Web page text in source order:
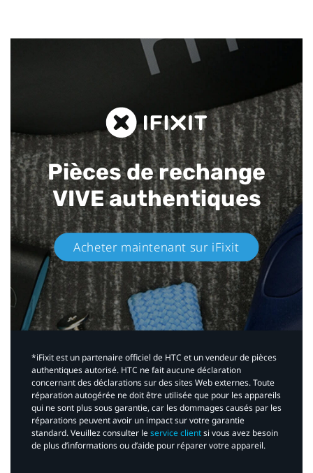
Pièces de rechange
VIVE authentiques​
Acheter maintenant sur iFixit​
*iFixit est un partenaire officiel de HTC et un vendeur de pièces
authentiques autorisé. HTC ne fait aucune déclaration
concernant des déclarations sur des sites Web externes. Toute
réparation autogérée ne doit être utilisée que pour les appareils
qui ne sont plus sous garantie, car les dommages causés par les
réparations peuvent avoir un impact sur votre garantie
standard. Veuillez consulter leservice clientsi vous avez besoin
de plus d’informations ou d’aide pour réparer votre appareil.​